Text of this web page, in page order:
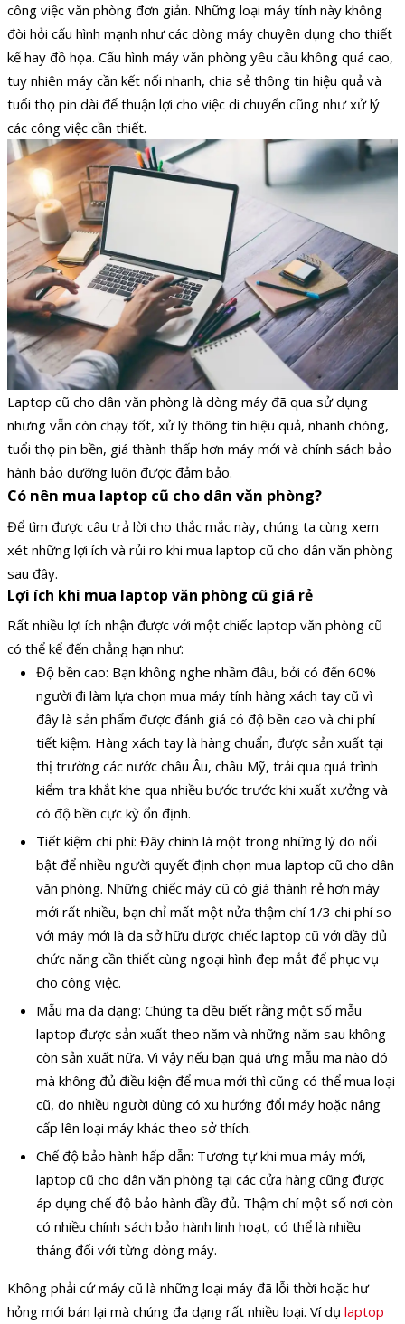
công việc văn phòng đơn giản. Những loại máy tính này không
đòi hỏi cấu hình mạnh như các dòng máy chuyên dụng cho thiết
kế hay đồ họa. Cấu hình máy văn phòng yêu cầu không quá cao,
tuy nhiên máy cần kết nối nhanh, chia sẻ thông tin hiệu quả và
tuổi thọ pin dài để thuận lợi cho việc di chuyển cũng như xử lý
các công việc cần thiết.
Laptop cũ cho dân văn phòng là dòng máy đã qua sử dụng
nhưng vẫn còn chạy tốt, xử lý thông tin hiệu quả, nhanh chóng,
tuổi thọ pin bền, giá thành thấp hơn máy mới và chính sách bảo
hành bảo dưỡng luôn được đảm bảo.
Có nên mua laptop cũ cho dân văn phòng?
Để tìm được câu trả lời cho thắc mắc này, chúng ta cùng xem
xét những lợi ích và rủi ro khi mua laptop cũ cho dân văn phòng
sau đây.
Lợi ích khi mua laptop văn phòng cũ giá rẻ
Rất nhiều lợi ích nhận được với một chiếc laptop văn phòng cũ
có thể kể đến chẳng hạn như:
Độ bền cao: Bạn không nghe nhầm đâu, bởi có đến 60%
người đi làm lựa chọn mua máy tính hàng xách tay cũ vì
đây là sản phẩm được đánh giá có độ bền cao và chi phí
tiết kiệm. Hàng xách tay là hàng chuẩn, được sản xuất tại
thị trường các nước châu Âu, châu Mỹ, trải qua quá trình
kiểm tra khắt khe qua nhiều bước trước khi xuất xưởng và
có độ bền cực kỳ ổn định.
Tiết kiệm chi phí: Đây chính là một trong những lý do nổi
bật để nhiều người quyết định chọn mua laptop cũ cho dân
văn phòng. Những chiếc máy cũ có giá thành rẻ hơn máy
mới rất nhiều, bạn chỉ mất một nửa thậm chí 1/3 chi phí so
với máy mới là đã sở hữu được chiếc laptop cũ với đầy đủ
chức năng cần thiết cùng ngoại hình đẹp mắt để phục vụ
cho công việc.
Mẫu mã đa dạng: Chúng ta đều biết rằng một số mẫu
laptop được sản xuất theo năm và những năm sau không
còn sản xuất nữa. Vì vậy nếu bạn quá ưng mẫu mã nào đó
mà không đủ điều kiện để mua mới thì cũng có thể mua loại
cũ, do nhiều người dùng có xu hướng đổi máy hoặc nâng
cấp lên loại máy khác theo sở thích.
Chế độ bảo hành hấp dẫn: Tương tự khi mua máy mới,
laptop cũ cho dân văn phòng tại các cửa hàng cũng được
áp dụng chế độ bảo hành đầy đủ. Thậm chí một số nơi còn
có nhiều chính sách bảo hành linh hoạt, có thể là nhiều
tháng đối với từng dòng máy.
Không phải cứ máy cũ là những loại máy đã lỗi thời hoặc hư
hỏng mới bán lại mà chúng đa dạng rất nhiều loại. Ví dụ laptop